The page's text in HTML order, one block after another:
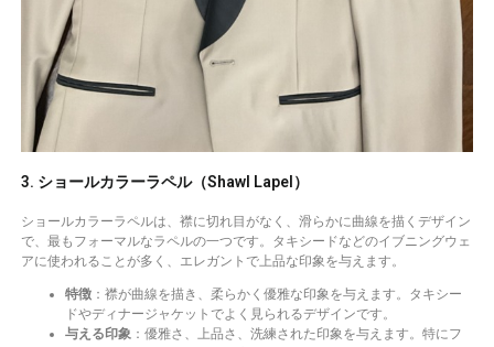
3. ショールカラーラペル（Shawl Lapel）
ショールカラーラペルは、襟に切れ目がなく、滑らかに曲線を描くデザイン
で、最もフォーマルなラペルの一つです。タキシードなどのイブニングウェ
アに使われることが多く、エレガントで上品な印象を与えます。
特徴：襟が曲線を描き、柔らかく優雅な印象を与えます。タキシー
ドやディナージャケットでよく見られるデザインです。
与える印象 ：優雅さ、上品さ、洗練された印象を与えます。特にフ